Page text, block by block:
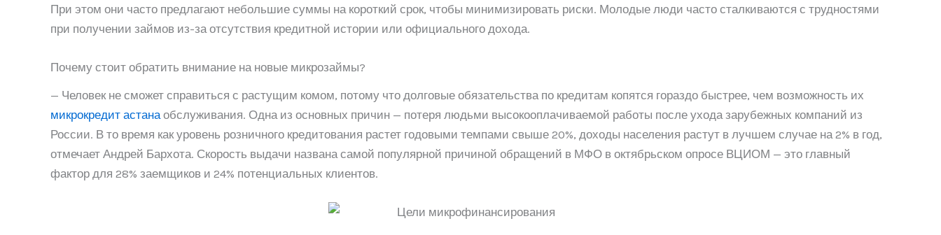
При этом они часто предлагают небольшие суммы на короткий срок, чтобы минимизировать риски. Молодые люди часто сталкиваются с трудностями
при получении займов из-за отсутствия кредитной истории или официального дохода.
Почему стоит обратить внимание на новые микрозаймы?
— Человек не сможет справиться с растущим комом, потому что долговые обязательства по кредитам копятся гораздо быстрее, чем возможность их
микрокредит астана обслуживания. Одна из основных причин — потеря людьми высокооплачиваемой работы после ухода зарубежных компаний из
России. В то время как уровень розничного кредитования растет годовыми темпами свыше 20%, доходы населения растут в лучшем случае на 2% в год,
отмечает Андрей Бархота. Скорость выдачи названа самой популярной причиной обращений в МФО в октябрьском опросе ВЦИОМ — это главный
фактор для 28% заемщиков и 24% потенциальных клиентов.